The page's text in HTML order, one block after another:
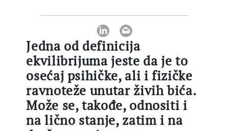
Jedna od definicija
ekvilibrijuma jeste da je to
osećaj psihičke, ali i fizičke
ravnoteže unutar živih bića.
Može se, takođe, odnositi i
na lično stanje, zatim i na